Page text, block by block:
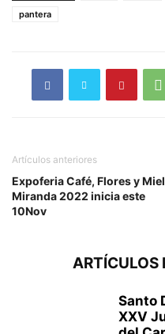
pantera
Artículos anteriores
Expoferia Café, Flores y Miel
Miranda 2022 inicia este
10Nov
ARTÍCULOS
Santo
XXV